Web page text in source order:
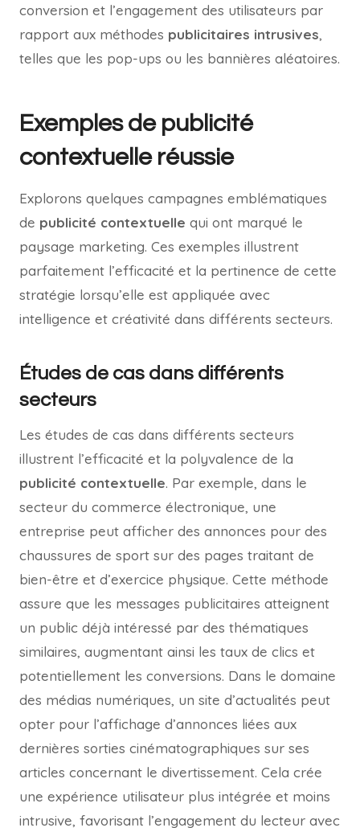
conversion et l’engagement des utilisateurs par
rapport aux méthodes publicitaires intrusives,
telles que les pop-ups ou les bannières aléatoires.
Exemples de publicité
contextuelle réussie
Explorons quelques campagnes emblématiques
de publicité contextuelle qui ont marqué le
paysage marketing. Ces exemples illustrent
parfaitement l’efficacité et la pertinence de cette
stratégie lorsqu’elle est appliquée avec
intelligence et créativité dans différents secteurs.
Études de cas dans différents
secteurs
Les études de cas dans différents secteurs
illustrent l’efficacité et la polyvalence de la
publicité contextuelle. Par exemple, dans le
secteur du commerce électronique, une
entreprise peut afficher des annonces pour des
chaussures de sport sur des pages traitant de
bien-être et d’exercice physique. Cette méthode
assure que les messages publicitaires atteignent
un public déjà intéressé par des thématiques
similaires, augmentant ainsi les taux de clics et
potentiellement les conversions. Dans le domaine
des médias numériques, un site d’actualités peut
opter pour l’affichage d’annonces liées aux
dernières sorties cinématographiques sur ses
articles concernant le divertissement. Cela crée
une expérience utilisateur plus intégrée et moins
intrusive, favorisant l’engagement du lecteur avec